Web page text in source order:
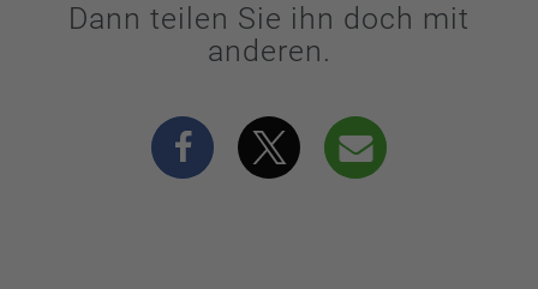
Dann teilen Sie ihn doch mit
anderen.